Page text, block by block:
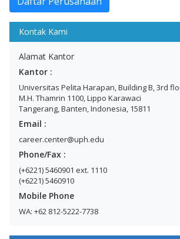
Kontak Kami
Alamat Kantor
Kantor :
Universitas Pelita Harapan, Building B, 3rd
M.H. Thamrin 1100, Lippo Karawaci
Tangerang, Banten, Indonesia, 15811
Email :
career.center@uph.edu
Phone/Fax :
(+6221) 5460901 ext. 1110
(+6221) 5460910
Mobile Phone
WA: +62 812-5222-7738